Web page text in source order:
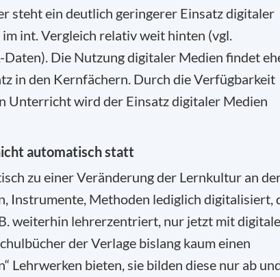
steht ein deutlich geringerer Einsatz digitaler
int. Vergleich relativ weit hinten (vgl.
Die Nutzung digitaler Medien findet
in den Kernfächern. Durch die Verfügbarkeit
Unterricht wird der Einsatz digitaler Medien
automatisch statt
zu einer Veränderung der Lernkultur an
Instrumente, Methoden lediglich digitalisiert,
weiterhin lehrerzentriert, nur jetzt mit
der Verlage bislang kaum einen
Lehrwerken bieten, sie bilden diese nur ab